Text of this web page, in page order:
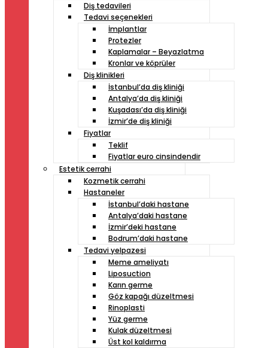
Diş tedavileri
Tedavi seçenekleri
İmplantlar
Protezler
Kaplamalar – Beyazlatma
Kronlar ve köprüler
Diş klinikleri
İstanbul’da diş kliniği
Antalya’da diş kliniği
Kuşadası’da diş kliniği
İzmir’de diş kliniği
Fiyatlar
Teklif
Fiyatlar euro cinsindendir
Estetik cerrahi
Kozmetik cerrahi
Hastaneler
İstanbul’daki hastane
Antalya’daki hastane
İzmir’deki hastane
Bodrum’daki hastane
Tedavi yelpazesi
Meme ameliyatı
Liposuction
Karın germe
Göz kapağı düzeltmesi
Rinoplasti
Yüz germe
Kulak düzeltmesi
Üst kol kaldırma